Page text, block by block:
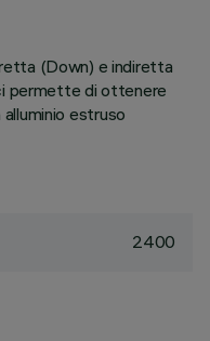
(Down) e indiretta
permette di ottenere
estruso
2400